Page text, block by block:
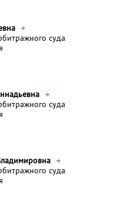
суда
суда
суда